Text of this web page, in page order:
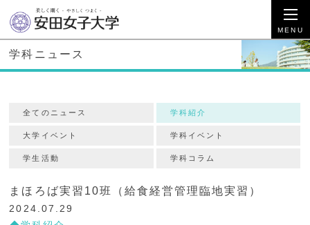
学科ニュース
全てのニュース 学科紹介
大学イベント 学科イベント
学生活動 学科コラム
まほろば実習10班（給食経営管理臨地実習）
2024.07.29